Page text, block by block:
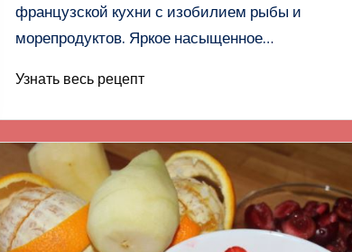
французской кухни с изобилием рыбы и
морепродуктов. Яркое насыщенное…
Узнать весь рецепт